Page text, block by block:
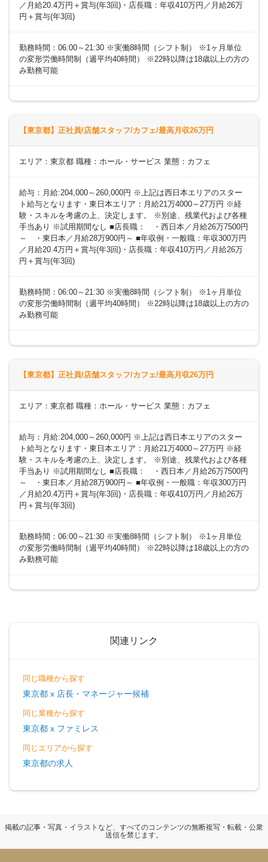
／月給20.4万円＋賞与(年3回)・店長職：年収410万円／月給26万
円＋賞与(年3回)
勤務時間：06:00～21:30 ※実働8時間（シフト制） ※1ヶ月単位
の変形労働時間制（週平均40時間） ※22時以降は18歳以上の方の
み勤務可能
【東京都】正社員/店舗スタッフ/カフェ/最高月収26万円
エリア：東京都 職種：ホール・サービス 業態：カフェ
給与：月給:204,000～260,000円 ※上記は西日本エリアのスター
ト給与となります・東日本エリア：月給21万4000～27万円 ※経
験・スキルを考慮の上、決定します。 ※別途、残業代および各種
手当あり ※試用期間なし ■店長職： ・西日本／月給26万7500円
～ ・東日本／月給28万900円～ ■年収例・一般職：年収300万円
／月給20.4万円＋賞与(年3回)・店長職：年収410万円／月給26万
円＋賞与(年3回)
勤務時間：06:00～21:30 ※実働8時間（シフト制） ※1ヶ月単位
の変形労働時間制（週平均40時間） ※22時以降は18歳以上の方の
み勤務可能
【東京都】正社員/店舗スタッフ/カフェ/最高月収26万円
エリア：東京都 職種：ホール・サービス 業態：カフェ
給与：月給:204,000～260,000円 ※上記は西日本エリアのスター
ト給与となります・東日本エリア：月給21万4000～27万円 ※経
験・スキルを考慮の上、決定します。 ※別途、残業代および各種
手当あり ※試用期間なし ■店長職： ・西日本／月給26万7500円
～ ・東日本／月給28万900円～ ■年収例・一般職：年収300万円
／月給20.4万円＋賞与(年3回)・店長職：年収410万円／月給26万
円＋賞与(年3回)
勤務時間：06:00～21:30 ※実働8時間（シフト制） ※1ヶ月単位
の変形労働時間制（週平均40時間） ※22時以降は18歳以上の方の
み勤務可能
関連リンク
同じ職種から探す
東京都 x 店長・マネージャー候補
同じ業種から探す
東京都 x ファミレス
同じエリアから探す
東京都の求人
掲載の記事・写真・イラストなど、すべてのコンテンツの無断複写・転載・公衆
送信を禁じます。